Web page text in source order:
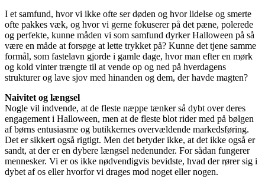
I et samfund, hvor vi ikke ofte ser døden og hvor lidelse og smerte
ofte pakkes væk, og hvor vi gerne fokuserer på det pæne, polerede
og perfekte, kunne måden vi som samfund dyrker Halloween på så
være en måde at forsøge at lette trykket på? Kunne det tjene samme
formål, som fastelavn gjorde i gamle dage, hvor man efter en mørk
og kold vinter trængte til at vende op og ned på hverdagens
strukturer og lave sjov med hinanden og dem, der havde magten?
Naivitet og længsel
Nogle vil indvende, at de fleste næppe tænker så dybt over deres
engagement i Halloween, men at de fleste blot rider med på bølgen
af børns entusiasme og butikkernes overvældende markedsføring.
Det er sikkert også rigtigt. Men det betyder ikke, at det ikke også er
sandt, at der er en dybere længsel nedenunder. For sådan fungerer
mennesker. Vi er os ikke nødvendigvis bevidste, hvad der rører sig i
dybet af os eller hvorfor vi drages mod noget eller nogen.